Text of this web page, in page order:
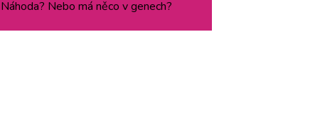
Náhoda? Nebo má něco v genech?